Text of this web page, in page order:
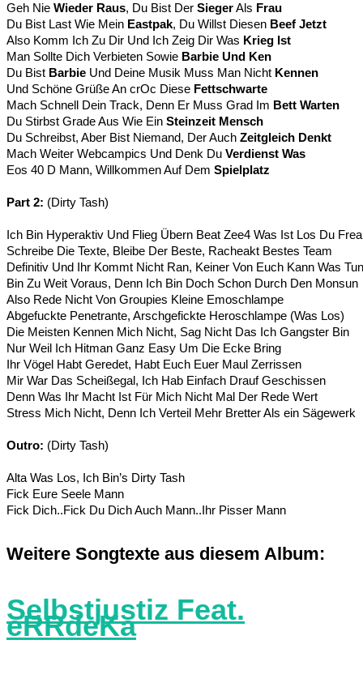
Geh Nie Wieder Raus, Du Bist Der SiegerAls Frau
Du Bist Last Wie Mein Eastpak, Du Willst Diesen Beef Jetzt
Also Komm Ich Zu Dir Und Ich Zeig Dir Was Krieg Ist
Man Sollte Dich Verbieten Sowie Barbie Und Ken
Du Bist Barbie Und Deine Musik Muss Man Nicht Kennen
Und Schöne Grüße An crOc Diese Fettschwarte
Mach Schnell Dein Track, Denn Er Muss Grad Im Bett Warten
Du Stirbst Grade Aus Wie Ein Steinzeit Mensch
Du Schreibst, Aber Bist Niemand, Der Auch Zeitgleich Denkt
Mach Weiter Webcampics Und Denk Du Verdienst Was
Eos 40 D Mann, Willkommen Auf Dem Spielplatz
Part 2: (Dirty Tash)
Ich Bin Hyperaktiv Und Flieg Übern Beat Zee4 Was Ist Los Du
Schreibe Die Texte, Bleibe Der Beste, Racheakt Bestes Team
Definitiv Und Ihr Kommt Nicht Ran, Keiner Von Euch Kann Was Tun
Bin Zu Weit Voraus, Denn Ich Bin Doch Schon Durch Den Monsun
Also Rede Nicht Von Groupies Kleine Emoschlampe
Abgefuckte Penetrante, Arschgefickte Heroschlampe (Was Los)
Die Meisten Kennen Mich Nicht, Sag Nicht Das Ich Gangster Bin
Nur Weil Ich Hitman Ganz Easy Um Die Ecke Bring
Ihr Vögel Habt Geredet, Habt Euch Euer Maul Zerrissen
Mir War Das Scheißegal, Ich Hab Einfach Drauf Geschissen
Denn Was Ihr Macht Ist Für Mich Nicht Mal Der Rede Wert
Stress Mich Nicht, Denn Ich Verteil Mehr Bretter Als ein Sägewerk
Outro: (Dirty Tash)
Alta Was Los, Ich Bin’s Dirty Tash
Fick Eure Seele Mann
Fick Dich..Fick Du Dich Auch Mann..Ihr Pisser Mann
Weitere Songtexte aus diesem Album:
Selbstjustiz Feat.
eRRdeKa